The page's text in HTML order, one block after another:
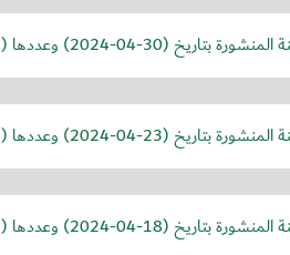
المنشورة بتاريخ (2024-04-30) وعددها (3)
المنشورة بتاريخ (2024-04-23) وعددها (4)
المنشورة بتاريخ (2024-04-18) وعددها (5)